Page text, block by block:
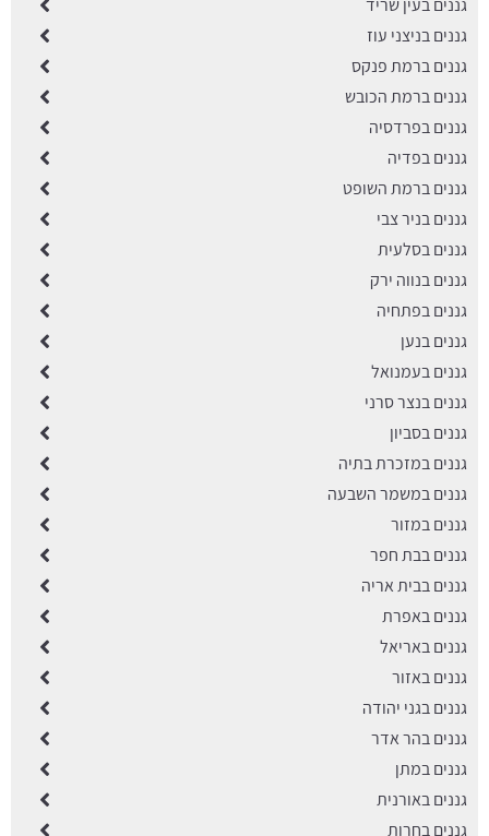
גננים בעין שריד
גננים בניצני עוז
גננים ברמת פנקס
גננים ברמת הכובש
גננים בפרדסיה
גננים בפדיה
גננים ברמת השופט
גננים בניר צבי
גננים בסלעית
גננים בנווה ירק
גננים בפתחיה
גננים בנען
גננים בעמנואל
גננים בנצר סרני
גננים בסביון
גננים במזכרת בתיה
גננים במשמר השבעה
גננים במזור
גננים בבת חפר
גננים בבית אריה
גננים באפרת
גננים באריאל
גננים באזור
גננים בגני יהודה
גננים בהר אדר
גננים במתן
גננים באורנית
גננים בחרות